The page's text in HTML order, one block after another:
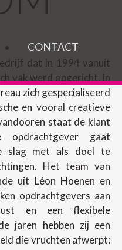
CONTACT
dat in 1994 vanuit
vak werd opgericht. In
zich gespecialiseerd
en vooral creatieve
staat de klant
opdrachtgever gaat
slag met als doel te
Het team van
uit Léon Hoenen en
opdrachtgevers aan
en een flexibele
jaren hebben zij een
die vruchten afwerpt: